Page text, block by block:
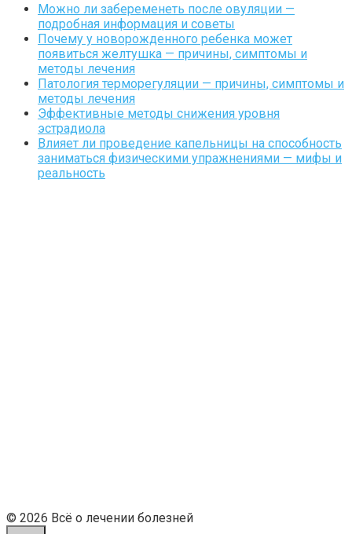
Можно ли забеременеть после овуляции —
подробная информация и советы
Почему у новорожденного ребенка может
появиться желтушка — причины, симптомы и
методы лечения
Патология терморегуляции — причины, симптомы и
методы лечения
Эффективные методы снижения уровня
эстрадиола
Влияет ли проведение капельницы на способность
заниматься физическими упражнениями — мифы и
реальность
© 2026 Всё о лечении болезней